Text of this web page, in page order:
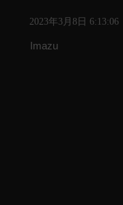
2023年3月8日 6:13:06
Imazu